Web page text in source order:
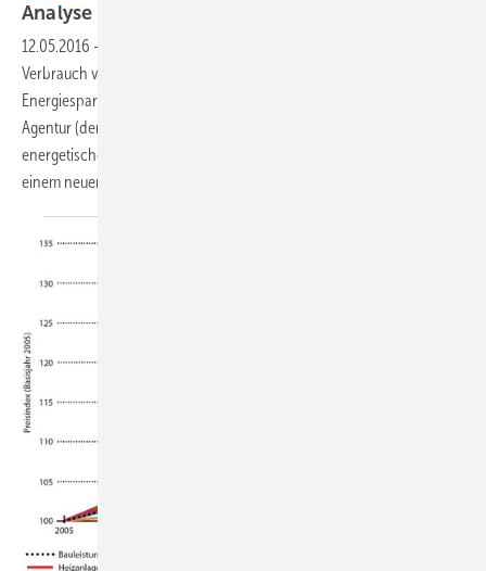
Analyse zur Energieeffizienz von
12.05.2016 -
Verbrauch von Wärmeenergie und haben ein großes
Energiesparpotenzial. Das zeigt eine Analyse der Deutschen Energie-
Agentur (dena), die den bisher nur lückenhaft dokumentierten
energetischen Zustand von Büro- und Verwaltungsgebäuden mit
einem neuen Schätzmodell ermittelt